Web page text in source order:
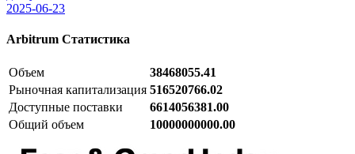
2025-06-23
Arbitrum Статистика
Объем
38468055.41
Рыночная капитализация 516520766.02
Доступные поставки
6614056381.00
Общий объем
10000000000.00